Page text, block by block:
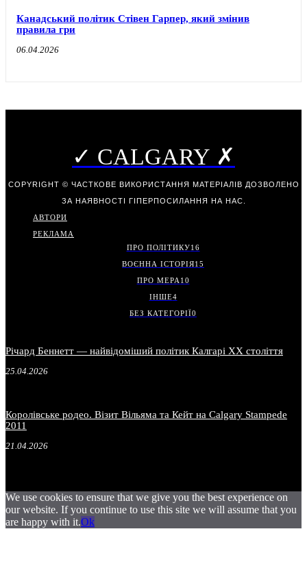
Канадський політик Стівен Гарпер, який змінив
правила гри
06.04.2026
✓ CALGARY ✗
COPYRIGHT © ЧАСТКОВЕ ВИКОРИСТАННЯ МАТЕРІАЛІВ ДОЗВОЛЕНО
ЗА НАЯВНОСТІ ГІПЕРПОСИЛАННЯ НА НАС.
АВТОРИ
РЕКЛАМА
ПРО ПОЛІТИКУ16
ВОЄННА ІСТОРІЯ15
ПРО МЕРА 10
ІНШЕ4
БЕЗ КАТЕГОРІЇ0
Річард Беннетт — найвідоміший політик Калгарі XX століття
25.04.2026
Королівське родео. Візит Вільяма та Кейт на Calgary Stampede
2011
21.04.2026
We use cookies to ensure that we give you the best experience on
our website. If you continue to use this site we will assume that you
are happy with it.Ok